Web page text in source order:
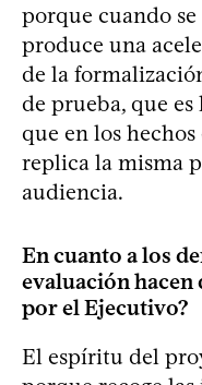
porque cuando
produce una
de la
de prueba, que
que en los
replica la misma
audiencia.
En cuanto a los
evaluación
por el Ejecutivo?
El espíritu del